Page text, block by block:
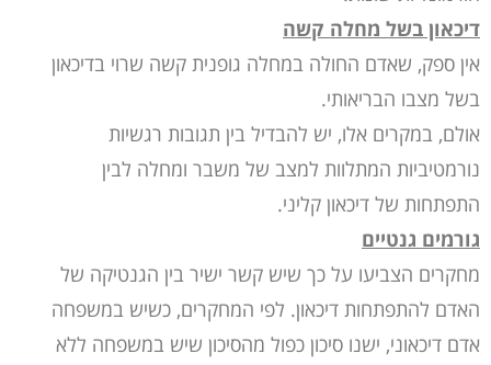
דיכאון בשל מחלה קשה
אין ספק, שאדם החולה במחלה גופנית קשה שרוי בדיכאון
בשל מצבו הבריאותי.
אולם, במקרים אלו, יש להבדיל בין תגובות רגשיות
נורמטיביות המתלוות למצב של משבר ומחלה לבין
התפתחות של דיכאון קליני.
גורמים גנטיים
מחקרים הצביעו על כך שיש קשר ישיר בין הגנטיקה של
האדם להתפתחות דיכאון. לפי המחקרים, כשיש במשפחה
אדם דיכאוני, ישנו סיכון כפול מהסיכון שיש במשפחה ללא